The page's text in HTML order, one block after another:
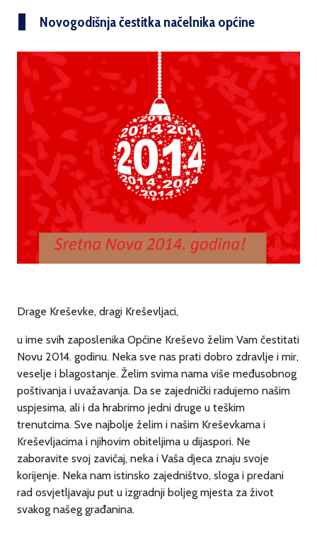
Novogodišnja čestitka načelnika općine
Drage Kreševke, dragi Kreševljaci,
u ime svih zaposlenika Općine Kreševo želim Vam čestitati
Novu 2014. godinu. Neka sve nas prati dobro zdravlje i mir,
veselje i blagostanje. Želim svima nama više međusobnog
poštivanja i uvažavanja. Da se zajednički radujemo našim
uspjesima, ali i da hrabrimo jedni druge u teškim
trenutcima. Sve najbolje želim i našim Kreševkama i
Kreševljacima i njihovim obiteljima u dijaspori. Ne
zaboravite svoj zavičaj, neka i Vaša djeca znaju svoje
korijenje. Neka nam istinsko zajedništvo, sloga i predani
rad osvjetljavaju put u izgradnji boljeg mjesta za život
svakog našeg građanina.